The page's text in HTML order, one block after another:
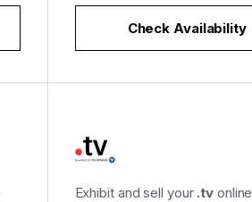
Check Availability
Exhibit and sell your .tv online